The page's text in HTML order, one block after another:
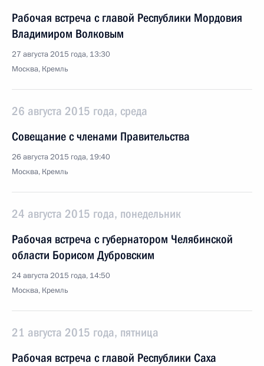
Рабочая встреча с главой Республики Мордовия
Владимиром Волковым
27 августа 2015 года, 13:30
Москва, Кремль
26 августа 2015 года, среда
Совещание с членами Правительства
26 августа 2015 года, 19:40
Москва, Кремль
24 августа 2015 года, понедельник
Рабочая встреча с губернатором Челябинской
области Борисом Дубровским
24 августа 2015 года, 14:50
Москва, Кремль
21 августа 2015 года, пятница
Рабочая встреча с главой Республики Саха